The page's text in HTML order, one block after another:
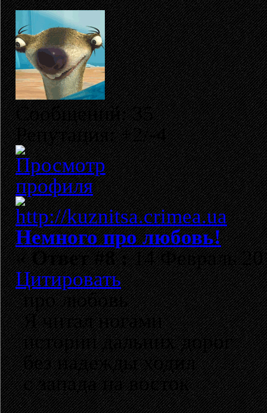
Сообщений: 35
Репутация: +2/-4
Немного про любовь!
«Ответ #8 :14 Февраль
Цитировать
про любовь
Я читал ногами
истории дальних дорог
без надежды ходил
с запада на восток